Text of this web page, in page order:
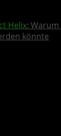
Helix: Warum
könnte